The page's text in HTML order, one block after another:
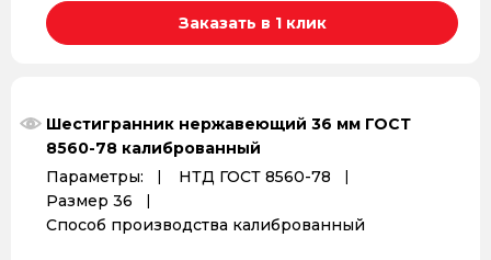
Заказать в 1 клик
Шестигранник нержавеющий 36 мм ГОСТ
8560-78 калиброванный
Параметры:
НТД ГОСТ 8560-78
Размер 36
Способ производства калиброванный